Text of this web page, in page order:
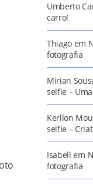
Umberto
carro!
Thiago em
fotografia
Mirian
selfie –
Kerllon
selfie –
Isabell em
fotografia